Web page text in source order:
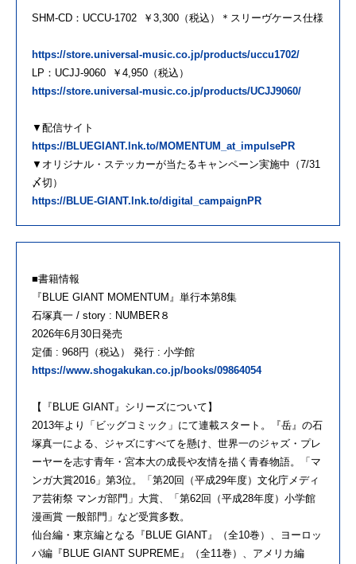
SHM-CD：UCCU-1702 ￥3,300（税込）＊スリーヴケース仕様
https://store.universal-music.co.jp/products/uccu1702/
LP：UCJJ-9060 ￥4,950（税込）
https://store.universal-music.co.jp/products/UCJJ9060/
▼配信サイト
https://BLUEGIANT.lnk.to/MOMENTUM_at_impulsePR
▼オリジナル・ステッカーが当たるキャンペーン実施中（7/31
〆切）
https://BLUE-GIANT.lnk.to/digital_campaignPR
■書籍情報
『BLUE GIANT MOMENTUM』単行本第8集
石塚真一 / story : NUMBER８
2026年6月30日発売
定価 : 968円（税込） 発行 : 小学館
https://www.shogakukan.co.jp/books/09864054
【『BLUE GIANT』シリーズについて】
2013年より「ビッグコミック」にて連載スタート。『岳』の石
塚真一による、ジャズにすべてを懸け、世界一のジャズ・プレ
ーヤーを志す青年・宮本大の成長や友情を描く青春物語。「マ
ンガ大賞2016」第3位。「第20回（平成29年度）文化庁メディ
ア芸術祭 マンガ部門」大賞、「第62回（平成28年度）小学館
漫画賞 一般部門」など受賞多数。
仙台編・東京編となる『BLUE GIANT』（全10巻）、ヨーロッ
パ編『BLUE GIANT SUPREME』（全11巻）、アメリカ編